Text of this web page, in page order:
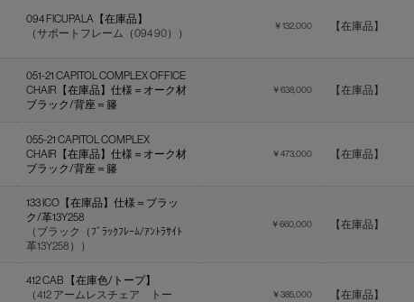
094 FICUPALA【在庫品】
（サポートフレーム（094 90））
￥132,000 【在庫品】
051-21 CAPITOL COMPLEX OFFICE
CHAIR【在庫品】仕様＝オーク材
ブラック/背座＝籐
￥638,000 【在庫品】
055-21 CAPITOL COMPLEX
CHAIR【在庫品】仕様＝オーク材
ブラック/背座＝籐
￥473,000 【在庫品】
133 ICO【在庫品】仕様＝ブラッ
ク/革13Y258
（ブラック（ﾌﾞﾗｯｸﾌﾚｰﾑ/ｱﾝﾄﾗｻｲﾄ
革13Y258））
￥660,000 【在庫品】
412 CAB 【在庫色/トープ】
（412 アームレスチェア トー
￥385,000 【在庫品】